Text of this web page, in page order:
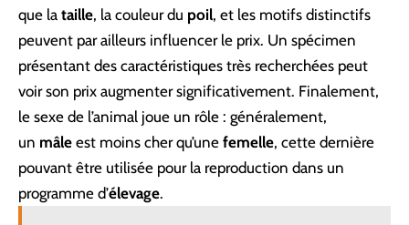
que la taille, la couleur du poil, et les motifs distinctifs
peuvent par ailleurs influencer le prix. Un spécimen
présentant des caractéristiques très recherchées peut
voir son prix augmenter significativement. Finalement,
le sexe de l’animal joue un rôle : généralement,
un mâle est moins cher qu’une femelle, cette dernière
pouvant être utilisée pour la reproduction dans un
programme d’élevage.